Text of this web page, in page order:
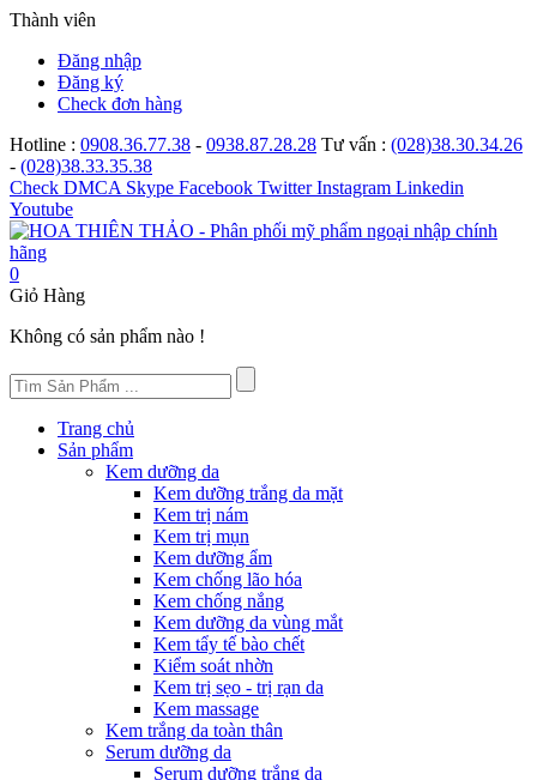
Thành viên
Đăng nhập
Đăng ký
Check đơn hàng
Hotline : 0908.36.77.38 - 0938.87.28.28 Tư vấn : (028)38.30.34.26
- (028)38.33.35.38
Check DMCA Skype Facebook Twitter Instagram Linkedin
Youtube
0
Giỏ Hàng
Không có sản phẩm nào !
Trang chủ
Sản phẩm
Kem dưỡng da
Kem dưỡng trắng da mặt
Kem trị nám
Kem trị mụn
Kem dưỡng ẩm
Kem chống lão hóa
Kem chống nắng
Kem dưỡng da vùng mắt
Kem tẩy tế bào chết
Kiểm soát nhờn
Kem trị sẹo - trị rạn da
Kem massage
Kem trắng da toàn thân
Serum dưỡng da
Serum dưỡng trắng da